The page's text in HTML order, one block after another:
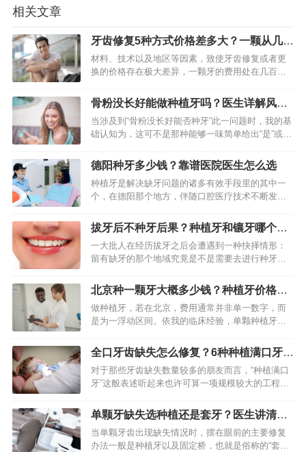
相关文章
牙齿修复5种方式价格差多大？一颗从几百
到几万，各方案费用解析
材料、技术以及地区等因素，致使牙齿修复或者更
换的价格存在极大差异，一颗牙的费用处在几百元
牙、种植牙、活动假牙与金属牙冠，下面我会针对
这五种方式的大致费用以及…
骨粉没长好能做种植牙吗？医生详解风险
与时机
当涉及到“骨粉没长好能否种牙”此一问题时，我的基
础认知为，这可不是那种能够一味简单给出“是”或者
植牙手术里，是被用以弥补牙槽骨量欠缺的“土壤”，
要是这一…
德阳种牙多少钱？靠谱医院医生怎么选
种植牙是解决缺牙问题的诸多有效手段里的其中一
个，在德阳那个地方，伴随口腔医疗技术不断发
做出种植牙这种选择，得全面考量医院资质、医生
技术、种植体品牌以及术后维…
拔牙后不种牙后果？种植牙和镶牙哪个
好？对比分析告诉你
一大批人在经历拔牙之后会遭遇到一种抉择情形：
留有缺牙的那个地域究竟是不是需要去进行种牙操
不足道的小事情，然而要是长时间不去予以处理的
话，极有可能引发一连串的…
北京种一颗牙大概多少钱？种植牙价格明
细与影响因素
做种植牙，若在北京，费用通常并非单一数字，而
是为一浮动区间。依我的临床经验，单颗种植牙的
差异主要取决于你所选择的种植体品牌、牙冠材
料、手术复杂程度…
全口牙齿缺失怎么修复？6种种植满口牙方
案价格与优缺点对比
对于那些牙齿缺失数量较多的朋友而言，“种植满口
牙”这般表述听起来也许可算一项规模较大的工程，
高效、最为持久的办法之一。在市面上存在着多种
方案，其核心目标皆是…
单颗牙缺失选种植还是套牙？医生讲清区
别与选择
当单颗牙齿出现缺失情况时，摆在眼前的主要修复
办法一般是种植牙以及固定桥，也就是俗称的“套